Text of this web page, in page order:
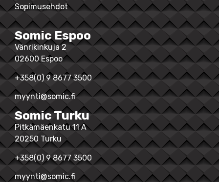
Sopimusehdot
Somic Espoo
Vänrikinkuja 2
02600 Espoo
+358(0) 9 8677 3500
myynti@somic.fi
Somic Turku
Pitkämäenkatu 11 A
20250 Turku
+358(0) 9 8677 3500
myynti@somic.fi